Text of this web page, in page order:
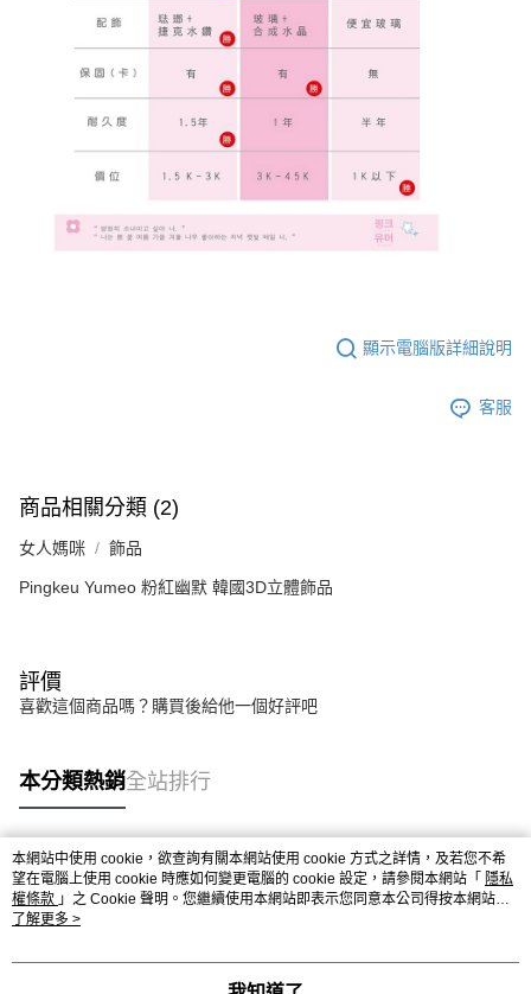
顯示電腦版詳細說明
客服
商品相關分類 (2)
女人媽咪 飾品
Pingkeu Yumeo 粉紅幽默 韓國3D立體飾品
評價
喜歡這個商品嗎？購買後給他一個好評吧
本分類熱銷全站排行
熱門標籤
本網站中使用 cookie，欲查詢有關本網站使用 cookie 方式之詳情，及若您不希
望在電腦上使用 cookie 時應如何變更電腦的 cookie 設定，請參閱本網站「 隱私
權條款 」之 Cookie 聲明。您繼續使用本網站即表示您同意本公司得按本網站使
用條款之 Cookie 聲明使用 cookie。
了解更多 >